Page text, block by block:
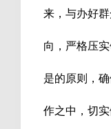
来，与办好
向，严格压
是的原则，
作之中，切